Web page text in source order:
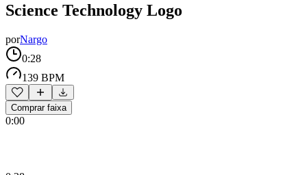
Science Technology Logo
porNargo
0:28
139 BPM
Comprar faixa
0:00